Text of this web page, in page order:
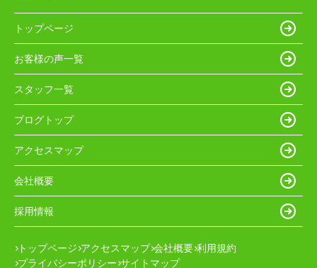
トップページ
お客様の声一覧
スタッフ一覧
ブログトップ
アクセスマップ
会社概要
採用情報
トップページ アクセスマップ 会社概要 利用規約
プライバシーポリシー サイトマップ